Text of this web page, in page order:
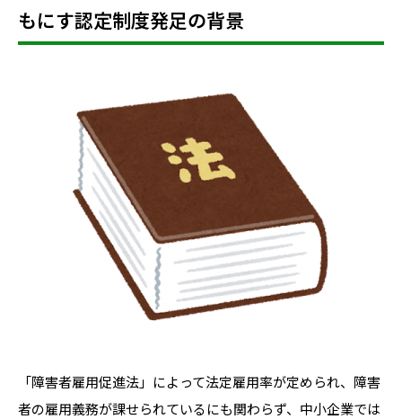
もにす認定制度発足の背景
「障害者雇用促進法」によって法定雇用率が定められ、障害
者の雇用義務が課せられているにも関わらず、中小企業では